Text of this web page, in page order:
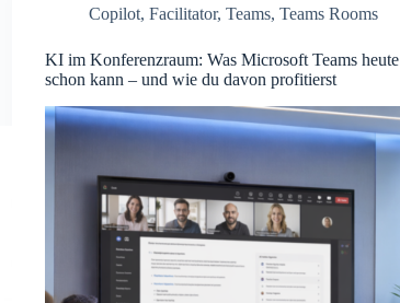
Copilot,Facilitator,Teams,Teams Rooms
KI im Konferenzraum: Was Microsoft Teams heute
schon kann – und wie du davon profitierst